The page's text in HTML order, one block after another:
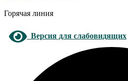
Горячая линия
Версия для слабовидящих